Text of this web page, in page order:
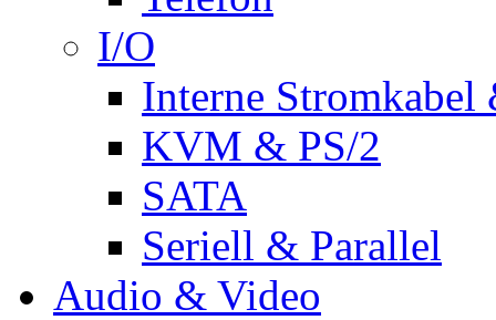
I/O
Interne Stromkabel
KVM & PS/2
SATA
Seriell & Parallel
Audio & Video